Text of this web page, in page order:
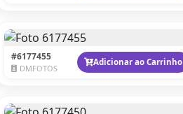
#6177455
DMFOTOS
Adicionar ao Carrinho